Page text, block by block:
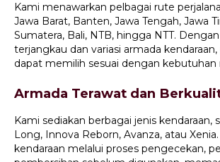
Kami menawarkan pelbagai rute
Jawa Barat, Banten, Jawa Tengah, Jawa
Sumatera, Bali, NTB, hingga NTT.
terjangkau dan variasi armada
dapat memilih sesuai dengan kebutuhan
Armada Terawat dan
Kami sediakan berbagai jenis kendaraan,
Long, Innova Reborn, Avanza, atau
kendaraan melalui proses pengecekan,